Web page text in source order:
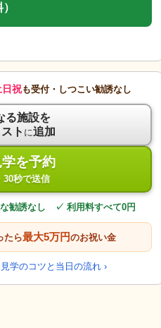
日祝も受付・しつこい勧誘なし
る施設を
ト に追加
を予約
30秒で送信
勧誘なし ✓ 利用料すべて0円
たら最大5万円のお祝い金
学のコツと当日の流れ ›